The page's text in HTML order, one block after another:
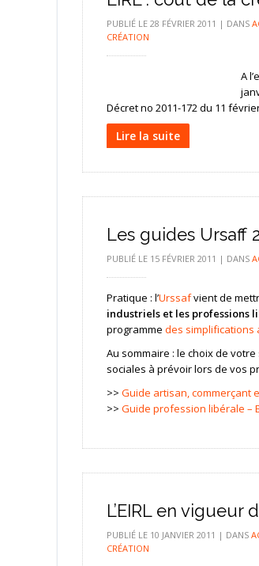
PUBLIÉ LE 28 FÉVRIER 2011 | DANS
CRÉATION
A
Décret no 2011-172 du 11
Lire la suite
Les guides Ursaff
PUBLIÉ LE 15 FÉVRIER 2011 | DANS
Pratique : l’Urssafvient de
industriels et les professions
programme des simplifications
Au sommaire : le choix de
sociales à prévoir lors de vos
>> Guide artisan, commerçant
>> Guide profession libérale –
L’EIRL en vigueur
PUBLIÉ LE 10 JANVIER 2011 | DANS
CRÉATION